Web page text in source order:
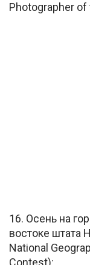
Photographer of
16. Осень на
востоке штата
National
Contest):